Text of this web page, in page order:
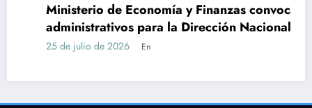
Ministerio de Economía y Finanzas convoca a
administrativos para la Dirección Nacional
de Catastro con Bachillerato
25 de julio de 2026 En